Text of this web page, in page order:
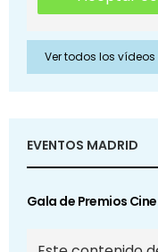
Ver todos los vídeos
EVENTOS MADRID
Gala de Premios